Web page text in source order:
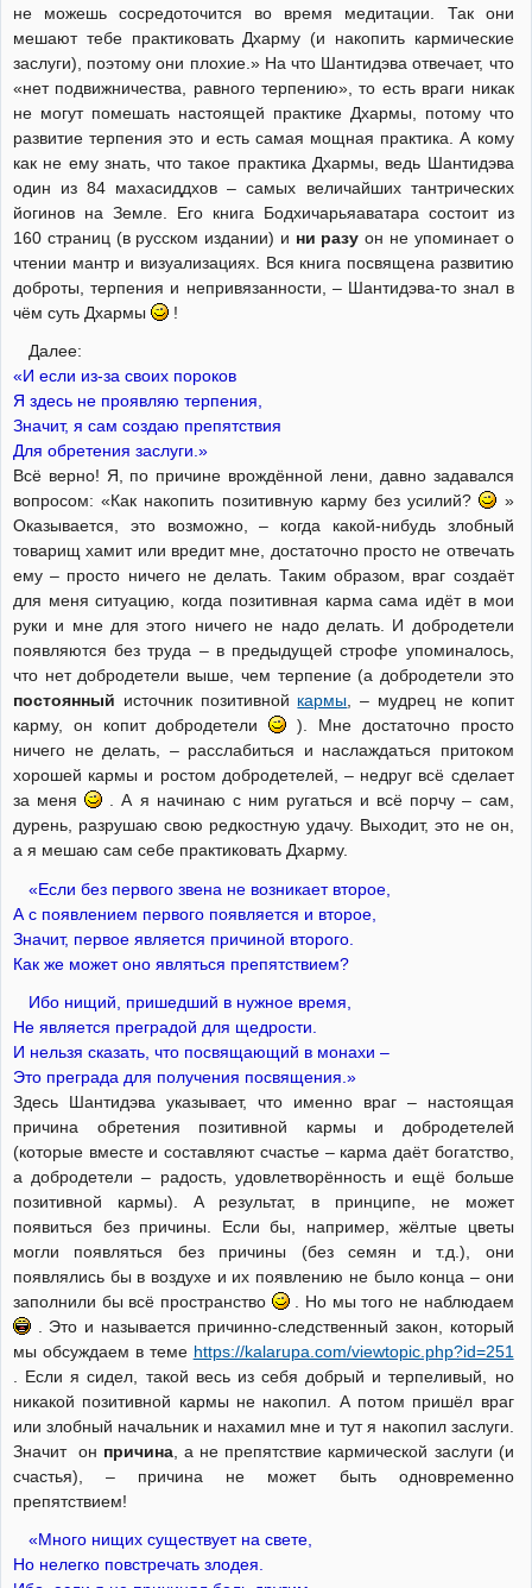
не можешь сосредоточится во время медитации. Так они
мешают тебе практиковать Дхарму (и накопить кармические
заслуги), поэтому они плохие.» На что Шантидэва отвечает, что
«нет подвижничества, равного терпению», то есть враги никак
не могут помешать настоящей практике Дхармы, потому что
развитие терпения это и есть самая мощная практика. А кому
как не ему знать, что такое практика Дхармы, ведь Шантидэва
один из 84 махасиддхов – самых величайших тантрических
йогинов на Земле. Его книга Бодхичарьяаватара состоит из
160 страниц (в русском издании) и ни разу он не упоминает о
чтении мантр и визуализациях. Вся книга посвящена развитию
доброты, терпения и непривязанности, – Шантидэва-то знал в
чём суть Дхармы
!
Далее:
«И если из-за своих пороков
Я здесь не проявляю терпения,
Значит, я сам создаю препятствия
Для обретения заслуги.»
Всё верно! Я, по причине врождённой лени, давно задавался
вопросом: «Как накопить позитивную карму без усилий?
»
Оказывается, это возможно, – когда какой-нибудь злобный
товарищ хамит или вредит мне, достаточно просто не отвечать
ему – просто ничего не делать. Таким образом, враг создаёт
для меня ситуацию, когда позитивная карма сама идёт в мои
руки и мне для этого ничего не надо делать. И добродетели
появляются без труда – в предыдущей строфе упоминалось,
что нет добродетели выше, чем терпение (а добродетели это
постоянный источник позитивной кармы, – мудрец не копит
карму, он копит добродетели
). Мне достаточно просто
ничего не делать, – расслабиться и наслаждаться притоком
хорошей кармы и ростом добродетелей, – недруг всё сделает
за меня
. А я начинаю с ним ругаться и всё порчу – сам,
дурень, разрушаю свою редкостную удачу. Выходит, это не он,
а я мешаю сам себе практиковать Дхарму.
«Если без первого звена не возникает второе,
А с появлением первого появляется и второе,
Значит, первое является причиной второго.
Как же может оно являться препятствием?
Ибо нищий, пришедший в нужное время,
Не является преградой для щедрости.
И нельзя сказать, что посвящающий в монахи –
Это преграда для получения посвящения.»
Здесь Шантидэва указывает, что именно враг – настоящая
причина обретения позитивной кармы и добродетелей
(которые вместе и составляют счастье – карма даёт богатство,
а добродетели – радость, удовлетворённость и ещё больше
позитивной кармы). А результат, в принципе, не может
появиться без причины. Если бы, например, жёлтые цветы
могли появляться без причины (без семян и т.д.), они
появлялись бы в воздухе и их появлению не было конца – они
заполнили бы всё пространство
. Но мы того не наблюдаем
. Это и называется причинно-следственный закон, который
мы обсуждаем в теме https://kalarupa.com/viewtopic.php?id=251
. Если я сидел, такой весь из себя добрый и терпеливый, но
никакой позитивной кармы не накопил. А потом пришёл враг
или злобный начальник и нахамил мне и тут я накопил заслуги.
Значит он причина , а не препятствие кармической заслуги (и
счастья), – причина не может быть одновременно
препятствием!
«Много нищих существует на свете,
Но нелегко повстречать злодея.